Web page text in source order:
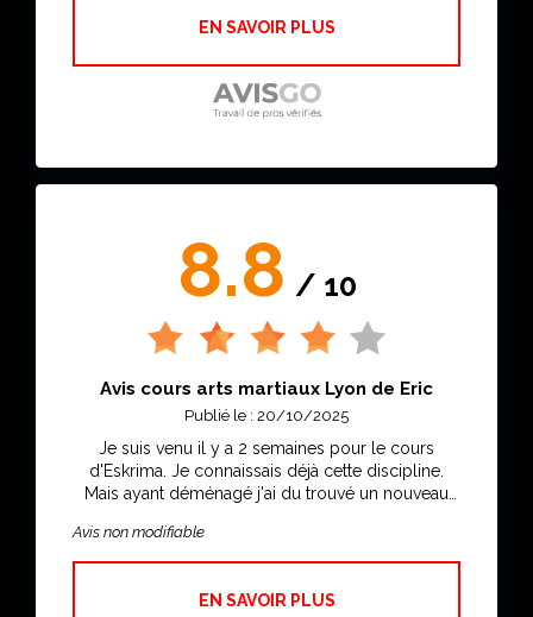
EN SAVOIR PLUS
8.8 / 10
Avis cours arts martiaux Lyon de Eric
Publié le : 20/10/2025
Je suis venu il y a 2 semaines pour le cours
d'Eskrima. Je connaissais déjà cette discipline.
Mais ayant déménagé j'ai du trouvé un nouveau
sont bien structurés et l'ambiance y est agréable.
Je compte bien poursuivre mon ascension dans
!
Avis non modifiable
EN SAVOIR PLUS